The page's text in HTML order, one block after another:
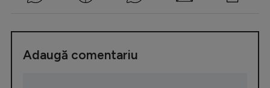
Adaugă comentariu